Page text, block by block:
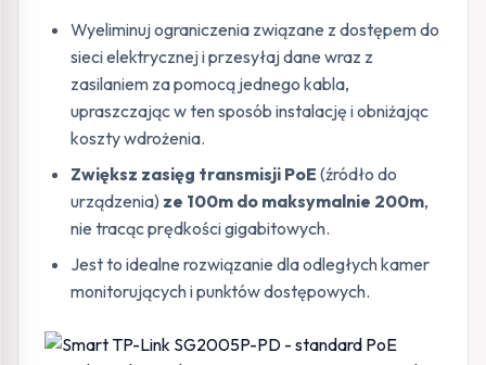
Wyeliminuj ograniczenia związane z dostępem do
sieci elektrycznej i przesyłaj dane wraz z
zasilaniem za pomocą jednego kabla,
upraszczając w ten sposób instalację i obniżając
koszty wdrożenia.
Zwiększ zasięg transmisji PoE (źródło do
urządzenia) ze 100m do maksymalnie 200m,
nie tracąc prędkości gigabitowych.
Jest to idealne rozwiązanie dla odległych kamer
monitorujących i punktów dostępowych.